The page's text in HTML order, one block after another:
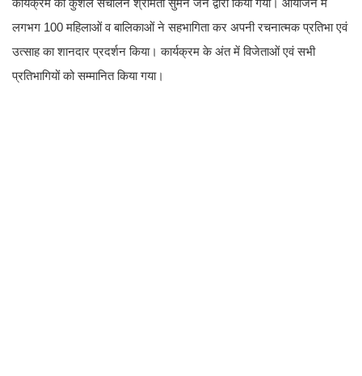
लगभग 100 महिलाओं व बालिकाओं ने सहभागिता कर अपनी रचनात्मक प्रतिभा एवं
उत्साह का शानदार प्रदर्शन किया। कार्यक्रम के अंत में विजेताओं एवं सभी
प्रतिभागियों को सम्मानित किया गया।